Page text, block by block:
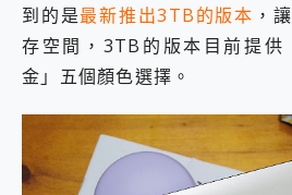
到的是最新推出3TB的版本 ，
存空間，3TB的版本目前提供
金」五個顏色選擇。